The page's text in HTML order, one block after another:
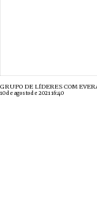
GRUPO DE LÍDERES COM
10 de agosto de 2021 16:40